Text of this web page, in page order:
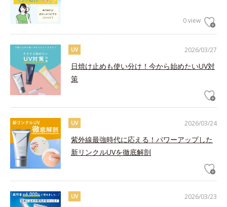
0 view
2026/03/27
UV
日焼け止めも使い分け！今から始めたいUV対
策
2026/03/24
UV
紫外線最強時代に応える！パワーアップした
新リンクルUVを徹底解剖
2026/03/23
UV